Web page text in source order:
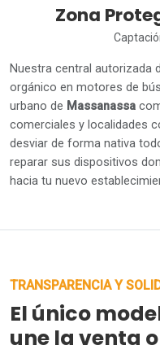
Zona
Nuestra central autorizada
orgánico en motores de
urbano de Massanassa
comerciales y localidades
desviar de forma nativa
reparar sus dispositivos
hacia tu nuevo
TRANSPARENCIA Y
El único
une la venta